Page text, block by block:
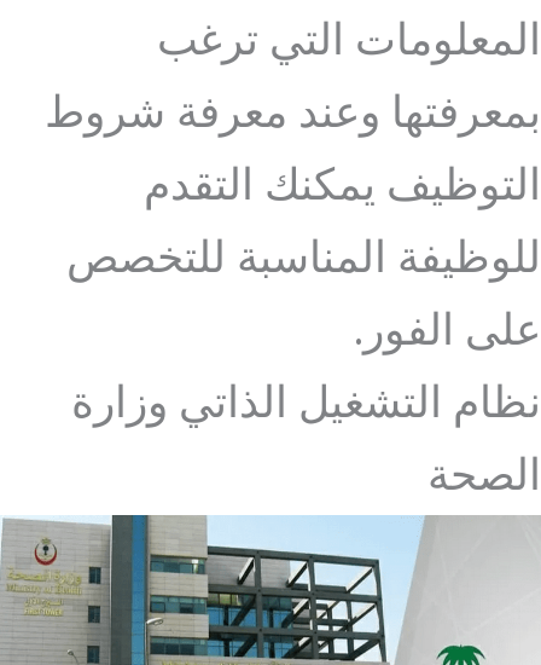
المعلومات التي ترغب
بمعرفتها وعند معرفة شروط
التوظيف يمكنك التقدم
للوظيفة المناسبة للتخصص
على الفور.
نظام التشغيل الذاتي وزارة
الصحة